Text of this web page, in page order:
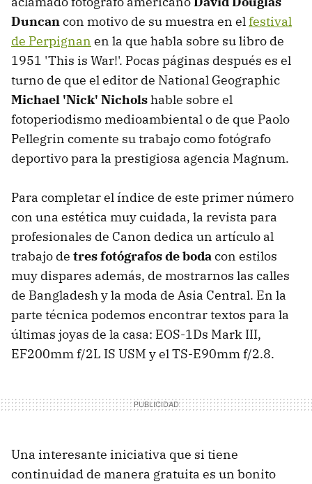
Duncancon motivo de su muestra en elfestival
de Perpignan en la que habla sobre su libro de
1951 'This is War!'. Pocas páginas después es el
turno de que el editor de National Geographic
Michael 'Nick' Nicholshable sobre el
fotoperiodismo medioambiental o de que Paolo
Pellegrin comente su trabajo como fotógrafo
deportivo para la prestigiosa agencia Magnum.
Para completar el índice de este primer número
con una estética muy cuidada, la revista para
profesionales de Canon dedica un artículo al
trabajo de tres fotógrafos de bodacon estilos
muy dispares además, de mostrarnos las calles
de Bangladesh y la moda de Asia Central. En la
parte técnica podemos encontrar textos para la
últimas joyas de la casa: EOS-1Ds Mark III,
EF200mm f/2L IS USM y el TS-E90mm f/2.8.
Una interesante iniciativa que si tiene
continuidad de manera gratuita es un bonito